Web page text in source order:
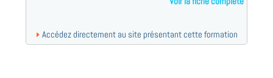
Accédez directement au site présentant cette formation